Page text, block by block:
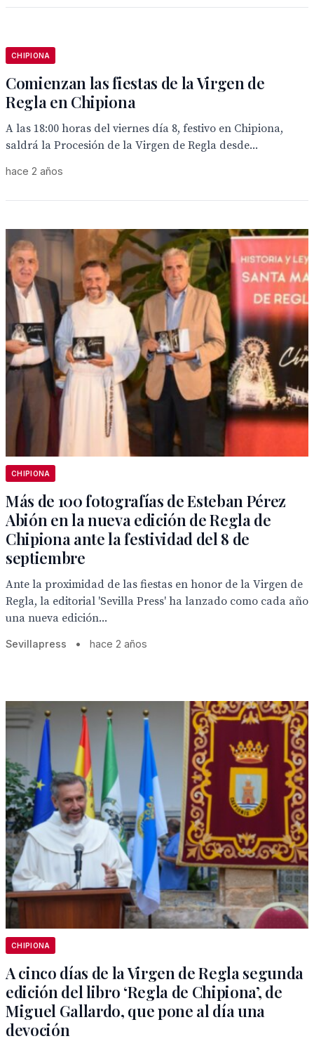
CHIPIONA
Comienzan las fiestas de la Virgen de
Regla en Chipiona
A las 18:00 horas del viernes día 8, festivo en Chipiona,
saldrá la Procesión de la Virgen de Regla desde...
hace 2 años
CHIPIONA
Más de 100 fotografías de Esteban Pérez
Abión en la nueva edición de Regla de
Chipiona ante la festividad del 8 de
septiembre
Ante la proximidad de las fiestas en honor de la Virgen de
Regla, la editorial 'Sevilla Press' ha lanzado como cada año
una nueva edición...
Sevillapress • hace 2 años
CHIPIONA
A cinco días de la Virgen de Regla segunda
edición del libro ‘Regla de Chipiona’, de
Miguel Gallardo, que pone al día una
devoción